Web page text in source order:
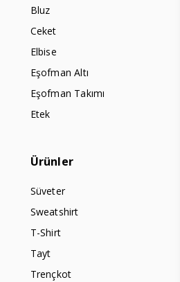
Bluz
Ceket
Elbise
Eşofman Altı
Eşofman Takımı
Etek
Ürünler
Süveter
Sweatshirt
T-Shirt
Tayt
Trençkot